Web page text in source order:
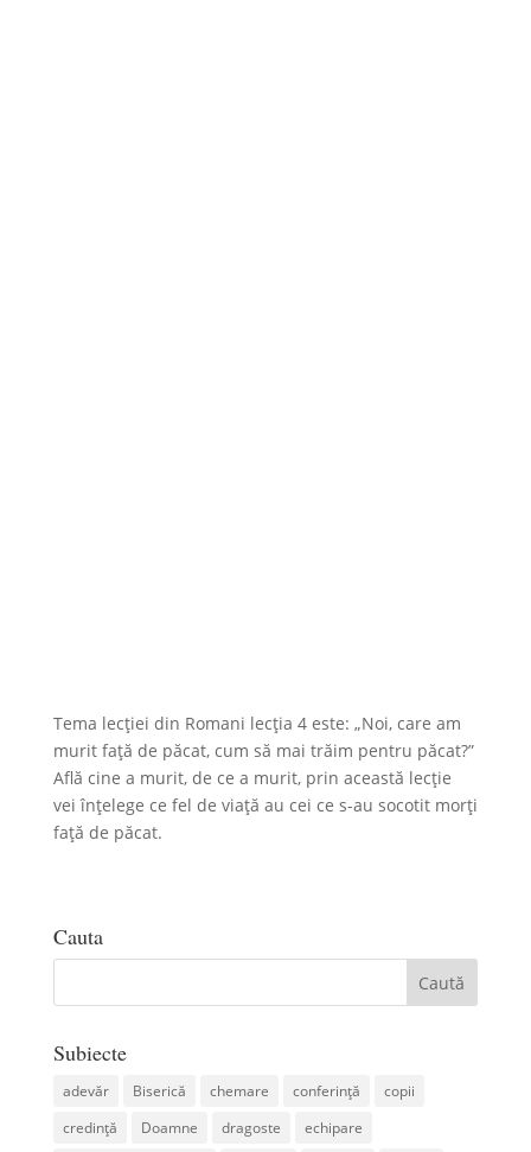
Tema lecției din Romani lecția 4 este: „Noi, care am
murit față de păcat, cum să mai trăim pentru păcat?”
Află cine a murit, de ce a murit, prin această lecție
vei înțelege ce fel de viață au cei ce s-au socotit morți
față de păcat.
Cauta
Subiecte
adevăr Biserică chemare conferință
copii
credință
Doamne dragoste
echipare